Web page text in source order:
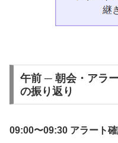
午前 ─ 朝会・アラ
の振り返り
09:00〜09:30 アラート